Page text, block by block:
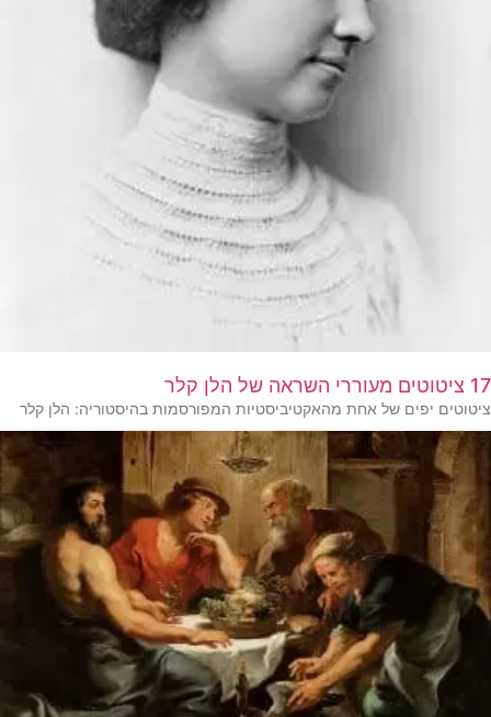
17 ציטוטים מעוררי השראה של הלן קלר
ציטוטים יפים של אחת מהאקטיביסטיות המפורסמות בהיסטוריה: הלן קלר